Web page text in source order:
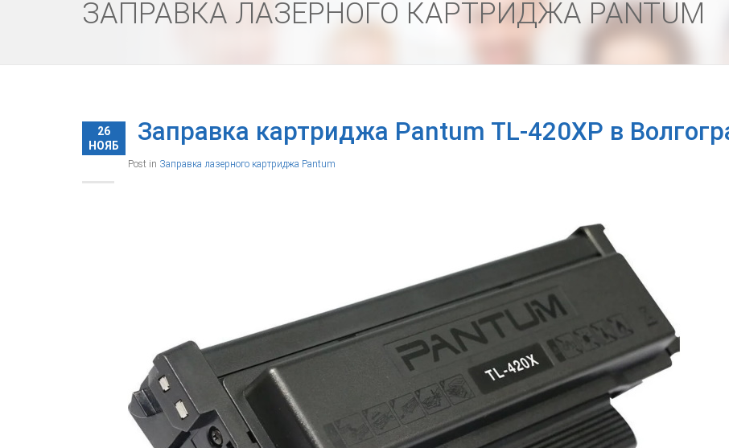
ЗАПРАВКА ЛАЗЕРНОГО КАРТРИДЖА PANTUM
26
НОЯБ
Заправка картриджа Pantum TL-420XP в
Post in Заправка лазерного картриджа Pantum